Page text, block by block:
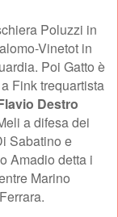
Poluzzi in
Vinetot in
Poi Gatto è
Fink trequartista
Destro
a difesa dei
Sabatino e
Amadio detta i
Marino